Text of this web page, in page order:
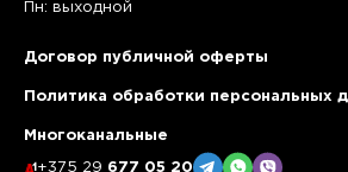
Пн: выходной
Договор публичной оферты
Политика обработки персональных
Многоканальные
+375 29 677 05 20